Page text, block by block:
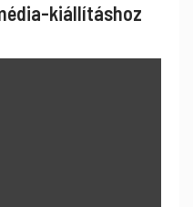
kiállításhoz